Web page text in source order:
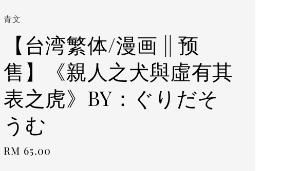
青文
【台湾繁体/漫画 || 预
售】《親人之犬與虛有其
表之虎》BY：ぐりだそ
うむ
Regular
RM 65.00